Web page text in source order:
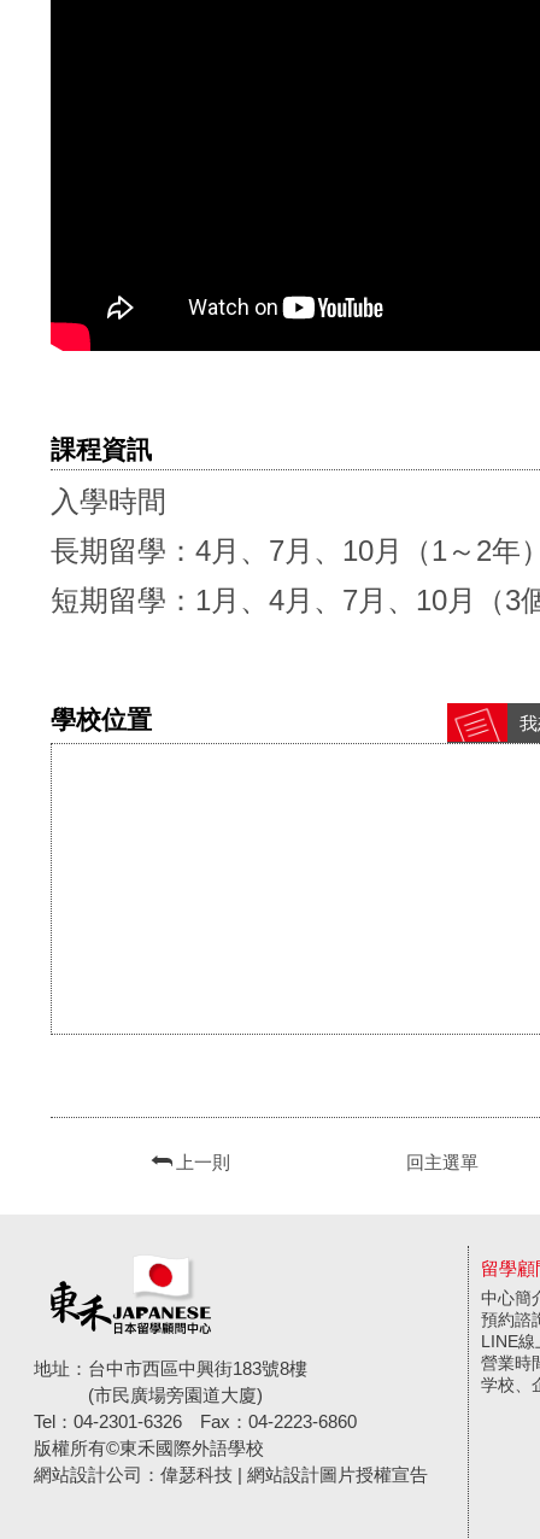
課程資訊
入學時間
長期留學：4月、7月、10月（1～2年
短期留學：1月、4月、7月、10月（3
學校位置
上一則 回主選單
地址：台中市西區中興街183號8樓
(市民廣場旁園道大廈)
Tel：04-2301-6326
Fax：04-2223-6860
版權所有©東禾國際外語學校
網站設計公司 ：偉瑟科技 | 網站設計圖片授權宣告
留學
中心簡
預約諮
LINE線
營業時
学校、